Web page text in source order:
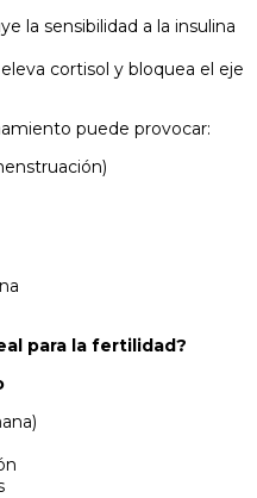
la sensibilidad a la insulina
cortisol y bloquea el eje
puede provocar:
para la fertilidad?